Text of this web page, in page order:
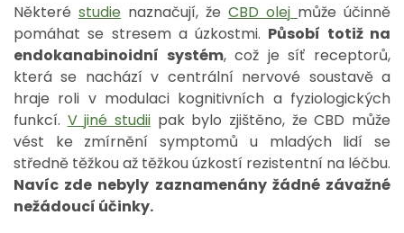
Některé studie naznačují, že CBD olej může účinně
pomáhat se stresem a úzkostmi. Působí totiž na
endokanabinoidní systém, což je síť receptorů,
která se nachází v centrální nervové soustavě a
hraje roli v modulaci kognitivních a fyziologických
funkcí. V jiné studii pak bylo zjištěno, že CBD může
vést ke zmírnění symptomů u mladých lidí se
středně těžkou až těžkou úzkostí rezistentní na léčbu.
Navíc zde nebyly zaznamenány žádné závažné
nežádoucí účinky.